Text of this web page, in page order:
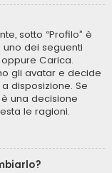
sotto “Profilo” è
dei seguenti
Carica.
gli avatar e decide
disposizione. Se
una decisione
le ragioni.